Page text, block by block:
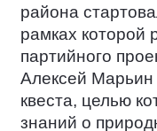
района
рамках которой
партийного
Алексей Марьин
квеста, целью
знаний о